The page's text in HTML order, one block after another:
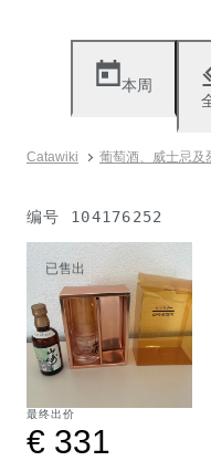
本周
Catawiki 葡萄酒、威士忌及
编号 104176252
已售出
最终出价
€ 331